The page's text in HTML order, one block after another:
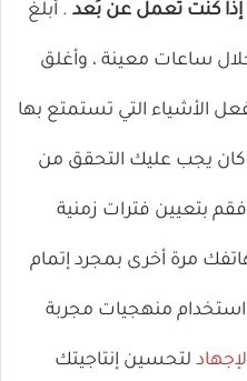
كنت تعمل عن بُعد . أبلغ
ساعات معينة ، وأغلق
الأشياء التي تستمتع بها
كان يجب عليك التحقق من
بتعيين فترات زمنية
مرة أخرى بمجرد إتمام
استخدام منهجيات مجربة
لتحسين إنتاجيتك